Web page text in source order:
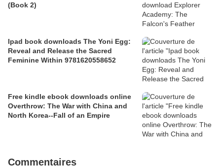
(Book 2)
Ipad book downloads The Yoni Egg:
Reveal and Release the Sacred
Feminine Within 9781620558652
Free kindle ebook downloads online
Overthrow: The War with China and
North Korea--Fall of an Empire
Commentaires